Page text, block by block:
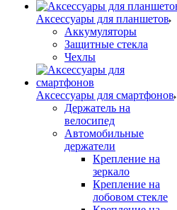
Аксессуары для планшетов
Аккумуляторы
Защитные стекла
Чехлы
Аксессуары для смартфонов
Держатель на
велосипед
Автомобильные
держатели
Крепление на
зеркало
Крепление на
лобовом стекле